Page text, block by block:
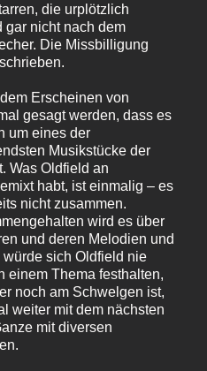
die urplötzlich
gar nicht nach dem
Die Missbilligung
Erscheinen von
gesagt werden, dass es
um eines der
Musikstücke der
Was Oldfield an
habt, ist einmalig – es
nicht zusammen.
wird es über
und deren Melodien und
sich Oldfield nie
einem Thema festhalten,
noch am Schwelgen ist,
weiter mit dem nächsten
mit diversen